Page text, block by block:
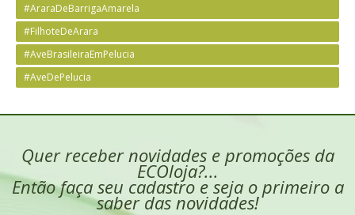
#AraraDeBarrigaAmarela
#FilhoteDeArara
#AveBrasileiraEmPelucia
#AveDePelucia
Quer receber novidades e promoções da
ECOloja?...
Então faça seu cadastro e seja o primeiro a
saber das novidades!